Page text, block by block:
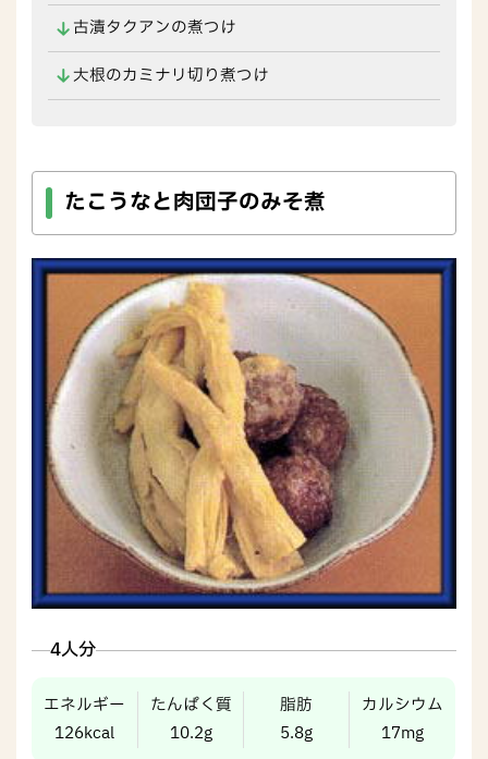
古漬タクアンの煮つけ
大根のカミナリ切り煮つけ
たこうなと肉団子のみそ煮
4人分
エネルギー
126kcal
たんぱく質
10.2g
脂肪
5.8g
カルシウム
17mg